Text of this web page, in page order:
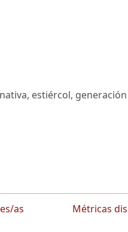
estiércol,
as Métricas